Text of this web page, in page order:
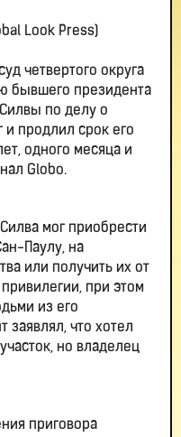
Look Press)
четвертого округа
бывшего президента
по делу о
продлил срок его
одного месяца и
Globo.
мог приобрести
Паулу, на
или получить их от
при этом
из его
заявлял, что хотел
но владелец
приговора